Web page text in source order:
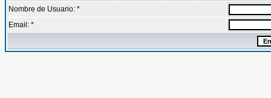
Nombre de Usuario: *
Email: *